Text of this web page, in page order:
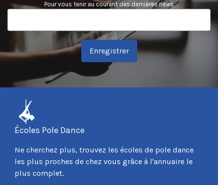
Pour vous tenir au courant des dernières news
Enregistrer
Écoles Pole Dance
Ne cherchez plus, trouvez les écoles de pole dance
les plus proches de chez vous grâce à l'annuaire le
plus complet.